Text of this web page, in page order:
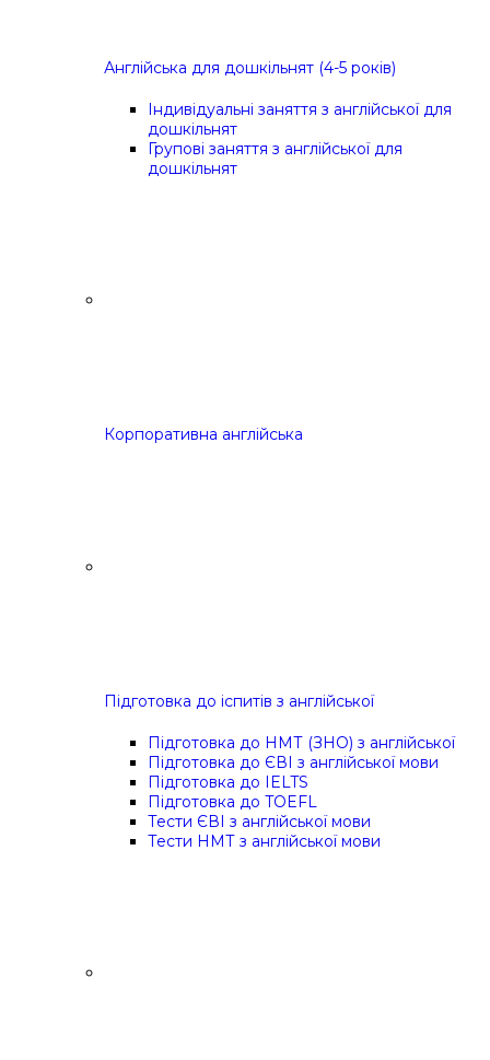
Англійська для дошкільнят (4-5 років)
Індивідуальні заняття з англійської для
дошкільнят
Групові заняття з англійської для
дошкільнят
Корпоративна англійська
Підготовка до іспитів з англійської
Підготовка до НМТ (ЗНО) з англійської
Підготовка до ЄВІ з англійської мови
Підготовка до IELTS
Підготовка до TOEFL
Тести ЄВІ з англійської мови
Тести НМТ з англійської мови